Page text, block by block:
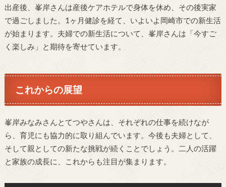
出産後、峯岸さんは産後ケアホテルで身体を休め、その後実家
で過ごしました。1ヶ月健診を経て、いよいよ岡崎市での新生活
が始まります。夫婦での新生活について、峯岸さんは「今すご
く楽しみ」と期待を寄せています。
これからの展望
峯岸みなみさんとてつやさんは、それぞれの仕事を続けなが
ら、育児にも協力的に取り組んでいます。今後も夫婦として、
そして親としての新たな挑戦が続くことでしょう。二人の活躍
と家族の成長に、これからも注目が集まります。